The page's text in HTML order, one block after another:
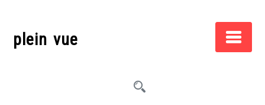
contentplein vue